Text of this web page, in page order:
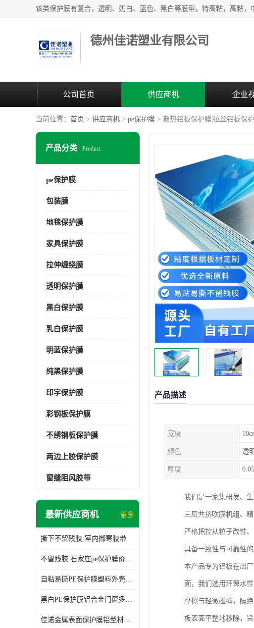
德州佳诺塑业有限公司
公司首页 供应商机 企业
当前位置： 首页 > 供应商机 > pe保护膜 > 散热铝板保护膜|拉丝铝板保
产品分类 Product
pe保护膜
包装膜
地毯保护膜
家具保护膜
拉伸缠绕膜
透明保护膜
黑白保护膜
乳白保护膜
明蓝保护膜
纯黑保护膜
印字保护膜
彩钢板保护膜
不绣钢板保护膜
两边上胶保护膜
窗缝阻风胶带
最新供应商机 更多
撕下不留残胶-室内御寒胶带
不留残胶 石家庄pe保护膜价格 塑料薄膜
自粘易撕PE保护膜塑料外壳导光板亚克力板膜操作方便
黑白PE保护膜铝合金门窗多种颜色支持定制生产
佳诺金属表面保护膜铝型材保护膜不留残胶铝合金窗框保护胶带
产品描述
宽度
颜色 透
厚度
我们是一家集研发、
三层共挤吹膜机组、
严格把控从粒子改性
具备一致性与可靠性
本产品专为铝板在出
面，我们选用环保水
摩擦与轻微碰撞，隔
板表面平整地移除，